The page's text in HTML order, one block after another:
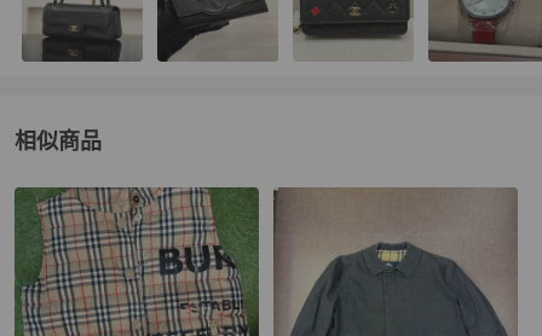
相似商品
更多相似BURBERRY男裝推薦精品